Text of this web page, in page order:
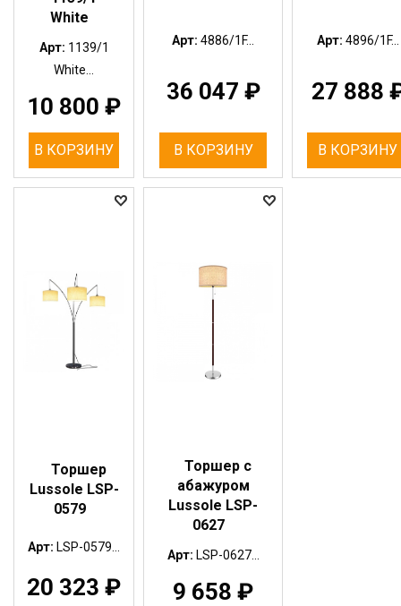
White
Арт: 1139/1
White...
10 800 ₽
В КОРЗИНУ
Арт: 4886/1F...
36 047 ₽
В КОРЗИНУ
Арт: 4896/1F...
27 888
В КОРЗИНУ
Торшер
Lussole LSP-
0579
Арт: LSP-0579...
20 323 ₽
Торшер с
абажуром
Lussole LSP-
0627
Арт: LSP-0627...
9 658 ₽